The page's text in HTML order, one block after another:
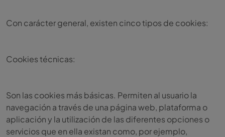
Con carácter general, existen cinco tipos de cookies:
Cookies técnicas:
Son las cookies más básicas. Permiten al usuario la
navegación a través de una página web, plataforma o
aplicación y la utilización de las diferentes opciones o
servicios que en ella existan como, por ejemplo,